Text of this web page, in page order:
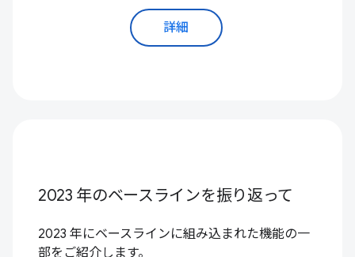
詳細
2023 年のベースラインを振り返って
2023 年にベースラインに組み込まれた機能の一
部をご紹介します。